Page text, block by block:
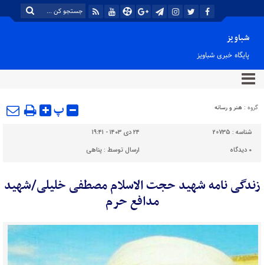
شباویز
پایگاه خبری شباویز
گروه : هنر و رسانه پ
شناسه : 20735
۲۴ دی ۱۴۰۳ - ۱۹:۴۱
۰ دیدگاه ارسال توسط :پناهی
زندگی نامه شهید حجت الاسلام مصطفی خلیلی/شهید
مدافع حرم